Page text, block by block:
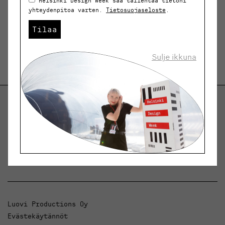
Helsinki Design Weekly.
Keskustelua, uutisia ja ilmiöitä muotoilusta ja
arkkitehtuurista.
Luovi Productions Oy
Evästekäytännöt
yhteydenpitoa varten. Tietosuojaseloste
Tilaa
Sulje ikkuna